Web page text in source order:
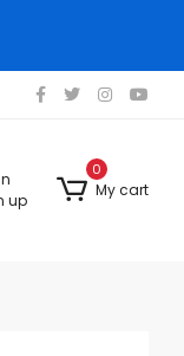
up
0
My cart